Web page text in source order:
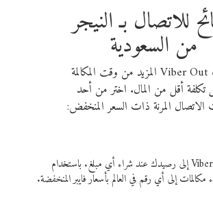
للاتصال بـ النيجر
من السعودية
يمنحك Viber Out المزيد من وقت المكالمة
تكلفة أقل من المال. اختر من أحد
المرنة ذات السعر المنخفض:
تتم إضافة رصيد Viber Out إلى رصيدك عند شراء أي مبلغ. باستخدام
إلى أي رقم في العالم بأسعار فايبر المنخفضة.